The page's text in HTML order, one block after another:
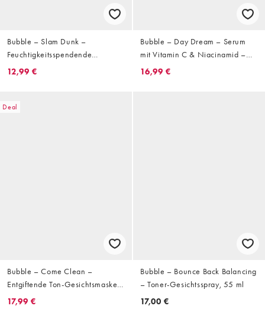
Bubble – Slam Dunk –
Feuchtigkeitsspendende
Gesichtscreme, 30 ml
12,99 €
Bubble – Day Dream – Serum
mit Vitamin C & Niacinamid –
30 ml
16,99 €
Deal
Bubble – Come Clean –
Entgiftende Ton-Gesichtsmaske,
45 ml
17,99 €
Bubble – Bounce Back Balancing
– Toner-Gesichtsspray, 55 ml
17,00 €